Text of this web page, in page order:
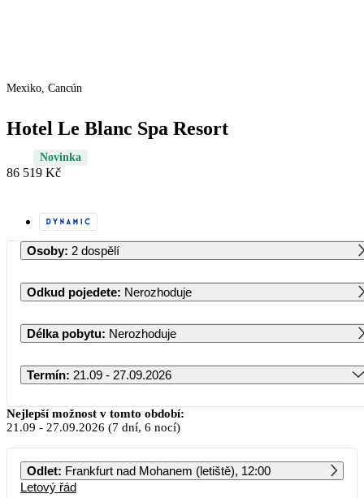
Mexiko, Cancún
Hotel Le Blanc Spa Resort
Novinka
86 519 Kč
Osoby: 2 dospělí
Odkud pojedete: Nerozhoduje
Délka pobytu: Nerozhoduje
Termín: 21.09 - 27.09.2026
Září 2026
PO ÚT ST ČT PÁ SO NE
Nejlepší možnost v tomto období:
21.09 - 27.09.2026 (7 dní, 6 nocí)
Odlet: Frankfurt nad Mohanem (letiště), 12:00
Letový řád